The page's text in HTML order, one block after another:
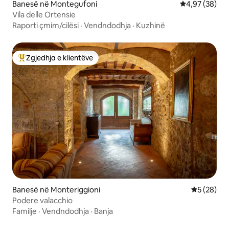
Banesë në Montegufoni Vlerësimi
4,97 (38)
Vila delle Ortensie
Raporti çmim/cilësi · Vendndodhja · Kuzhinë
Më të mirat e zgjedhjeve të klientëve
Zgjedhja e klientëve
Banesë në Monteriggioni Vlerësimi
5 (28)
Podere valacchio
Familje · Vendndodhja · Banja